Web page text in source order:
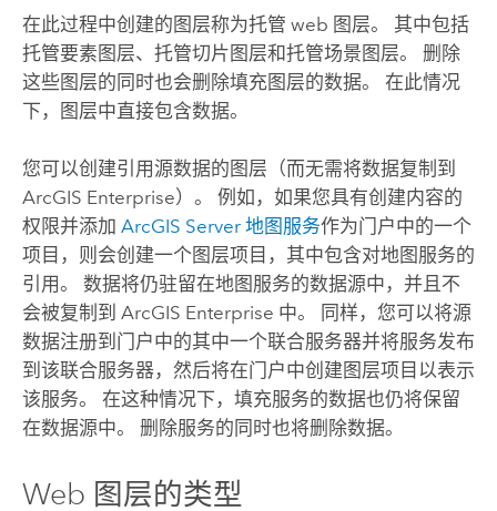
在此过程中创建的图层称为托管 web 图层。 其中包括
托管要素图层、托管切片图层和托管场景图层。 删除
这些图层的同时也会删除填充图层的数据。 在此情况
下，图层中直接包含数据。
您可以创建引用源数据的图层（而无需将数据复制到
ArcGIS Enterprise）。
例如，如果您具有创建内容的
权限并添加 ArcGIS Server地图服务作为门户中的一个
项目，则会创建一个图层项目，其中包含对地图服务的
引用。 数据将仍驻留在地图服务的数据源中，并且不
会被复制到 ArcGIS Enterprise 中。 同样，您可以将源
数据注册到门户中的其中一个联合服务器并将服务发布
到该联合服务器，然后将在门户中创建图层项目以表示
该服务。 在这种情况下，填充服务的数据也仍将保留
在数据源中。 删除服务的同时也将删除数据。
Web 图层的类型